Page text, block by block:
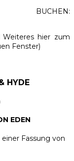
Weiteres hier zum
Fenster)
HYDE
EDEN
Fassung von